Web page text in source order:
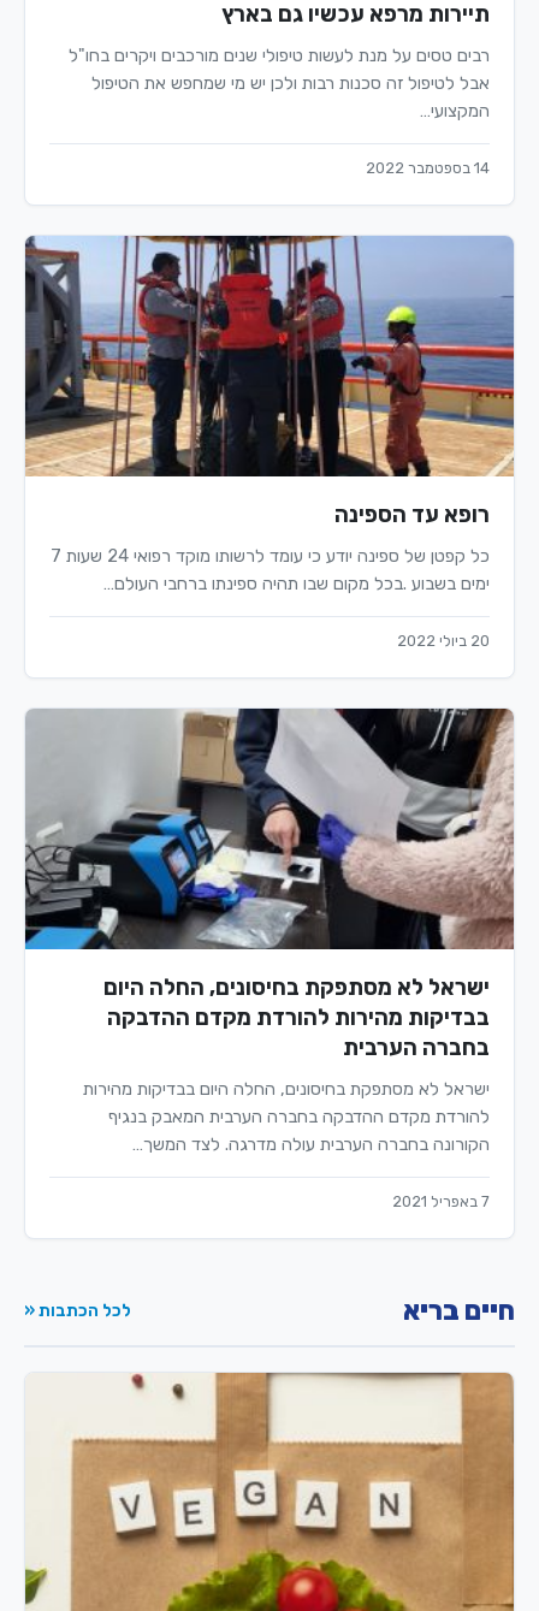
תיירות מרפא עכשיו גם בארץ
רבים טסים על מנת לעשות טיפולי שנים מורכבים ויקרים בחו"ל
אבל לטיפול זה סכנות רבות ולכן יש מי שמחפש את הטיפול
המקצועי…
14 בספטמבר 2022
רופא עד הספינה
כל קפטן של ספינה יודע כי עומד לרשותו מוקד רפואי 24 שעות 7
ימים בשבוע .בכל מקום שבו תהיה ספינתו ברחבי העולם…
20 ביולי 2022
ישראל לא מסתפקת בחיסונים, החלה היום
בבדיקות מהירות להורדת מקדם ההדבקה
בחברה הערבית
ישראל לא מסתפקת בחיסונים, החלה היום בבדיקות מהירות
להורדת מקדם ההדבקה בחברה הערבית המאבק בנגיף
הקורונה בחברה הערבית עולה מדרגה. לצד המשך…
7 באפריל 2021
חיים בריא לכל הכתבות «